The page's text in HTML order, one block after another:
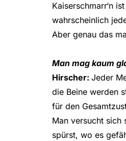
Kaiserschmarr‘n
wahrscheinlich
Aber genau das
Man mag kaum
Hirscher: Jeder
die Beine werden
für den
Man versucht sich
spürst, wo es